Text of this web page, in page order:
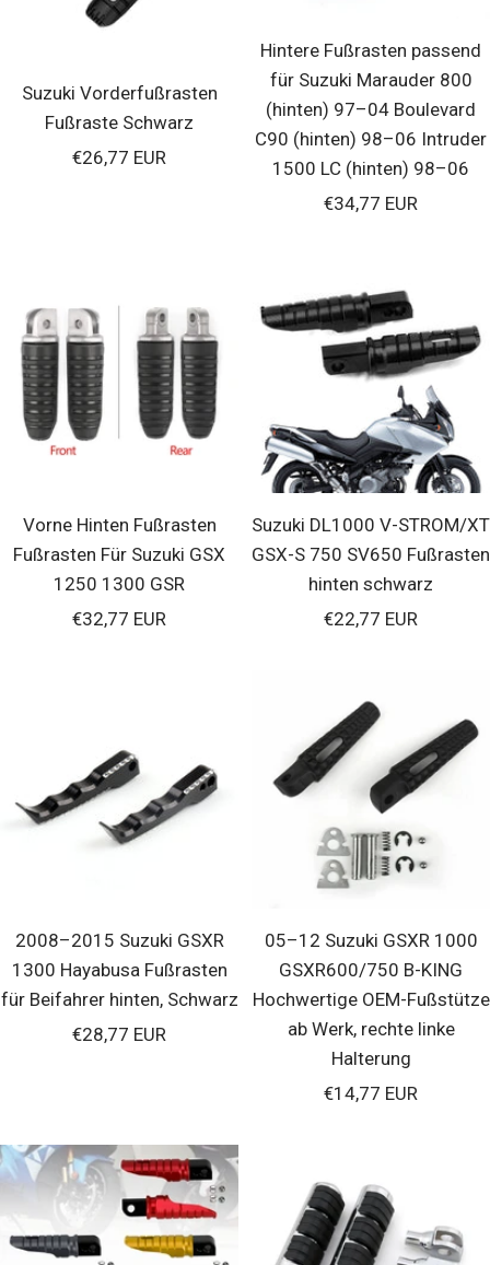
Suzuki Vorderfußrasten
Fußraste Schwarz
Verkaufspreis
€26,77 EUR
Hintere Fußrasten passend
für Suzuki Marauder 800
(hinten) 97–04 Boulevard
C90 (hinten) 98–06 Intruder
1500 LC (hinten) 98–06
Verkaufspreis
€34,77 EUR
Vorne Hinten Fußrasten
Fußrasten Für Suzuki GSX
1250 1300 GSR
Verkaufspreis
€32,77 EUR
Suzuki DL1000 V-STROM/XT
GSX-S 750 SV650 Fußrasten
hinten schwarz
Verkaufspreis
€22,77 EUR
2008–2015 Suzuki GSXR
1300 Hayabusa Fußrasten
für Beifahrer hinten, Schwarz
Verkaufspreis
€28,77 EUR
05–12 Suzuki GSXR 1000
GSXR600/750 B-KING
Hochwertige OEM-Fußstütze
ab Werk, rechte linke
Halterung
Verkaufspreis
€14,77 EUR